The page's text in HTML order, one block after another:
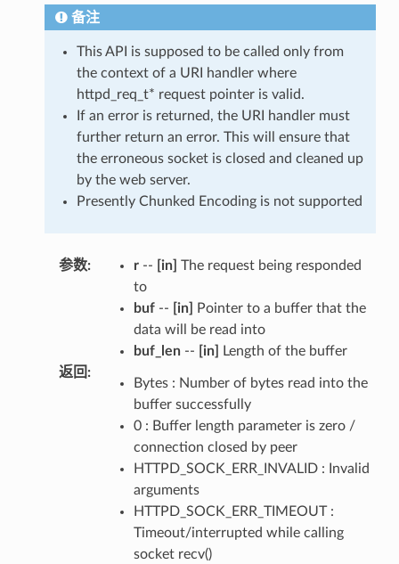
备注
This API is supposed to be called only from
the context of a URI handler where
httpd_req_t* request pointer is valid.
If an error is returned, the URI handler must
further return an error. This will ensure that
the erroneous socket is closed and cleaned up
by the web server.
Presently Chunked Encoding is not supported
参数: r-- [in] The request being responded
to
buf-- [in]
Pointer to a buffer that the
data will be read into
buf_len-- [in]
Length of the buffer
返回 :
Bytes : Number of bytes read into the
buffer successfully
0 : Buffer length parameter is zero /
connection closed by peer
HTTPD_SOCK_ERR_INVALID : Invalid
arguments
HTTPD_SOCK_ERR_TIMEOUT :
Timeout/interrupted while calling
socket recv()